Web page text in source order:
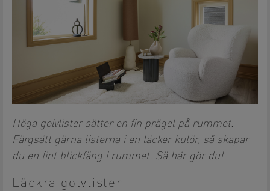
Höga golvlister sätter en fin prägel på rummet.
Färgsätt gärna listerna i en läcker kulör, så skapar
du en fint blickfång i rummet. Så här gör du!
Läckra golvlister